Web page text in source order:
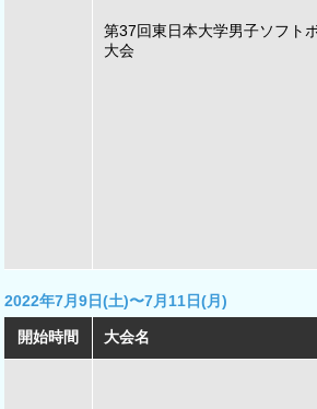
第37回東日本大学男子ソフト
大会
2022年7月9日(土)〜7月11日(月)
開始時間 大会名